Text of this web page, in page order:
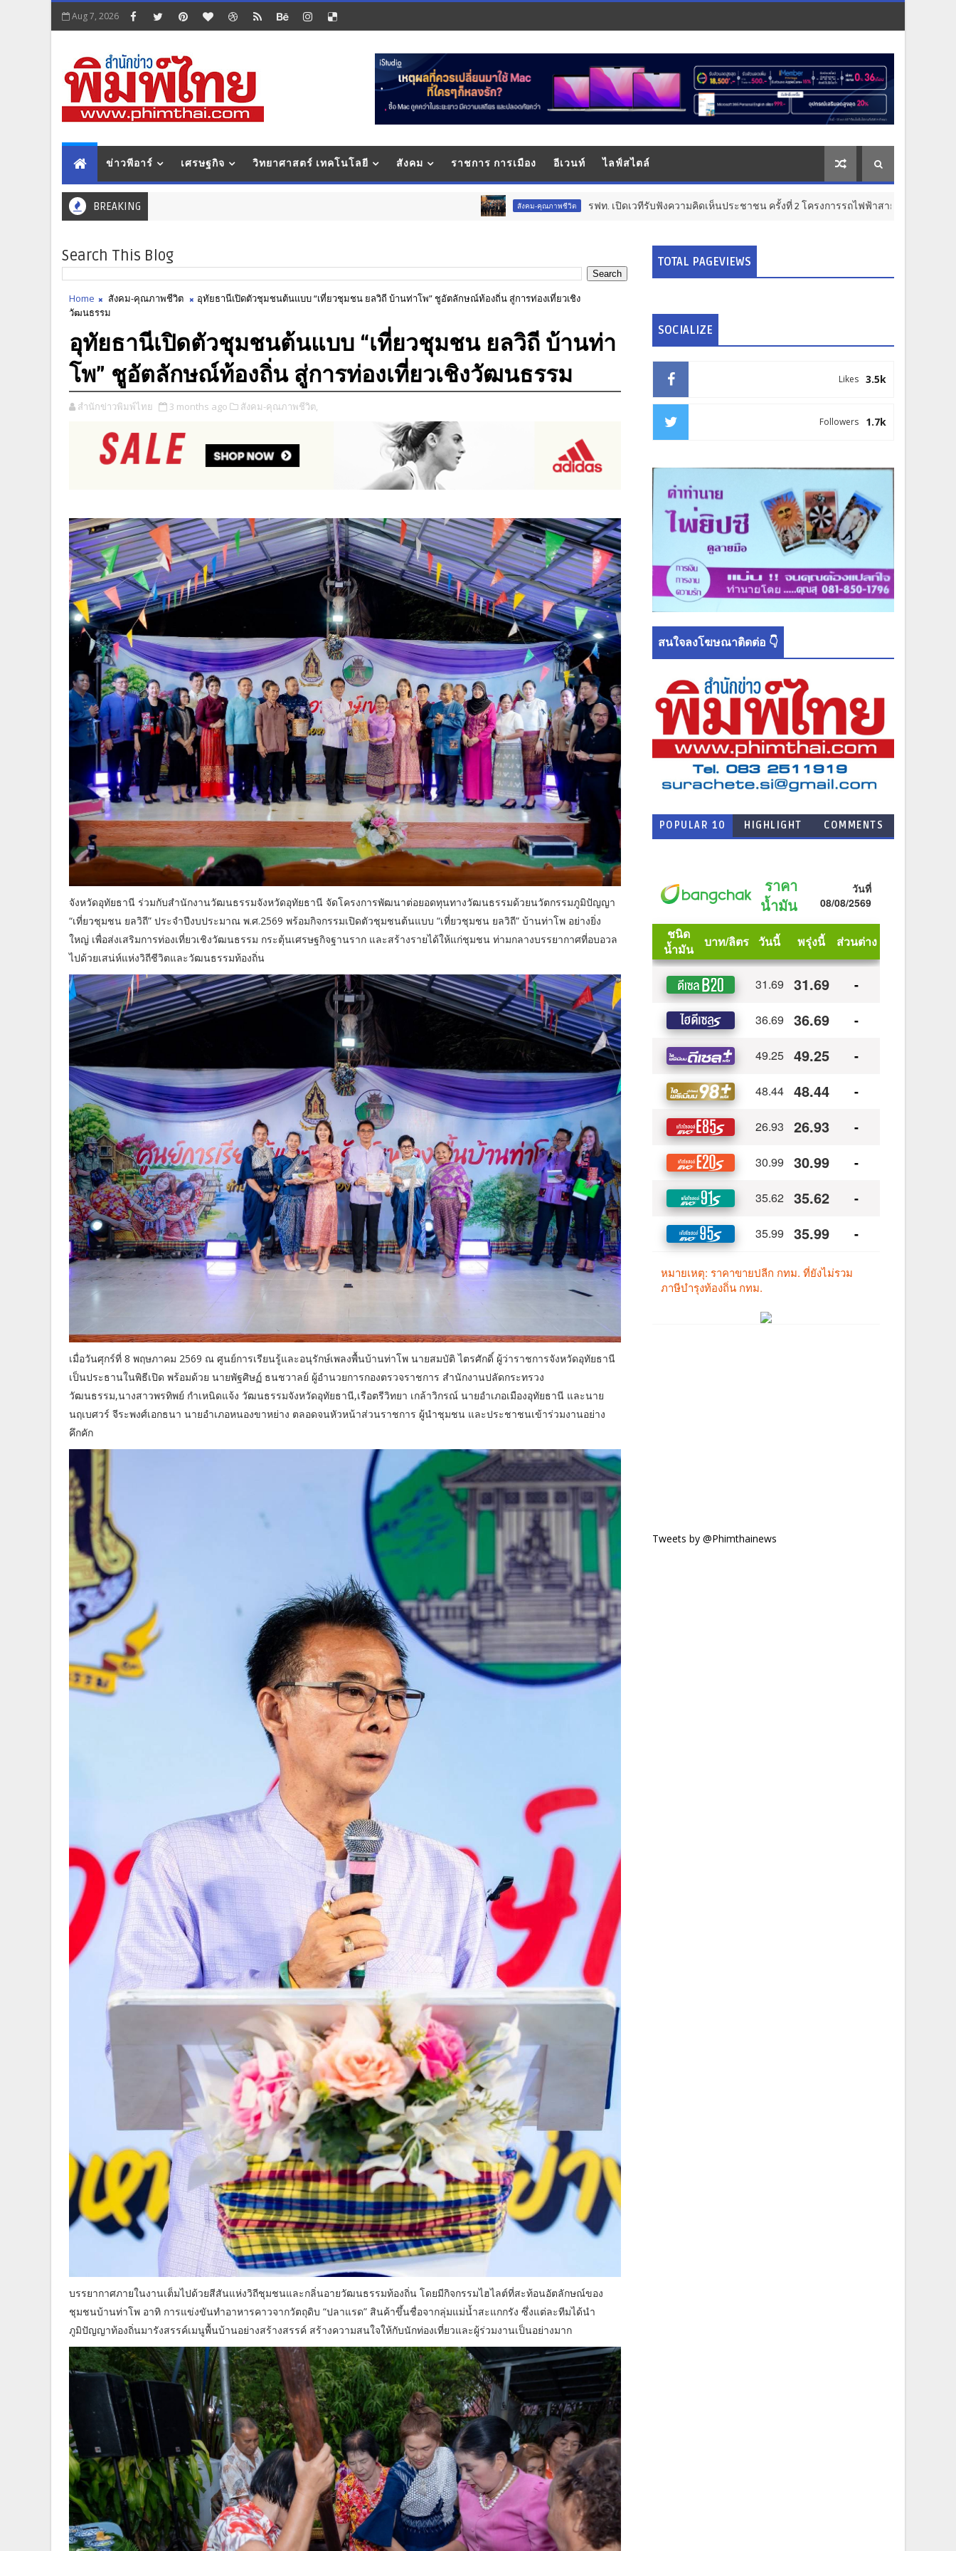
Aug 7, 2026
ข่าวพีอาร์ เศรษฐกิจ วิทยาศาสตร์ เทคโนโลยี สังคม ราชการ การเมือง อีเวนท์ ไลฟ์สไตล์
BREAKING สังคม-คุณภาพชีวิต รฟท. เปิดเวทีรับฟังความคิดเห็นประชาชน ครั้งที่ 2 โครงการรถไฟฟ้าสายสีแดงเข้ม “วงเวียนใหญ่–มห
Search This Blog
Home สังคม-คุณภาพชีวิต
อุทัยธานีเปิดตัวชุมชนต้นแบบ “เที่ยวชุมชน ยลวิถี บ้านท่าโพ” ชูอัตลักษณ์ท้องถิ่น สู่การท่องเที่ยวเชิง
วัฒนธรรม
อุทัยธานีเปิดตัวชุมชนต้นแบบ “เที่ยวชุมชน ยลวิถี บ้านท่า
โพ” ชูอัตลักษณ์ท้องถิ่น สู่การท่องเที่ยวเชิงวัฒนธรรม
สำนักข่าวพิมพ์ไทย 3 months ago สังคม-คุณภาพชีวิต,
จังหวัดอุทัยธานี ร่วมกับสำนักงานวัฒนธรรมจังหวัดอุทัยธานี จัดโครงการพัฒนาต่อยอดทุนทางวัฒนธรรมด้วยนวัตกรรมภูมิปัญญา
“เที่ยวชุมชน ยลวิถี” ประจำปีงบประมาณ พ.ศ.2569 พร้อมกิจกรรมเปิดตัวชุมชนต้นแบบ “เที่ยวชุมชน ยลวิถี” บ้านท่าโพ อย่างยิ่ง
ใหญ่ เพื่อส่งเสริมการท่องเที่ยวเชิงวัฒนธรรม กระตุ้นเศรษฐกิจฐานราก และสร้างรายได้ให้แก่ชุมชน ท่ามกลางบรรยากาศที่อบอวล
ไปด้วยเสน่ห์แห่งวิถีชีวิตและวัฒนธรรมท้องถิ่น
เมื่อวันศุกร์ที่ 8 พฤษภาคม 2569 ณ ศูนย์การเรียนรู้และอนุรักษ์เพลงพื้นบ้านท่าโพ นายสมบัติ ไตรศักดิ์ ผู้ว่าราชการจังหวัดอุทัยธานี
เป็นประธานในพิธีเปิด พร้อมด้วย นายพัฐศิษฏ์ ธนชวาลย์ ผู้อำนวยการกองตรวจราชการ สำนักงานปลัดกระทรวง
วัฒนธรรม,นางสาวพรทิพย์ กำเหนิดแจ้ง วัฒนธรรมจังหวัดอุทัยธานี,เรือตรีวิทยา เกล้าวิกรณ์ นายอำเภอเมืองอุทัยธานี และนาย
นฤเบศวร์ จีระพงศ์เอกธนา นายอำเภอหนองขาหย่าง ตลอดจนหัวหน้าส่วนราชการ ผู้นำชุมชน และประชาชนเข้าร่วมงานอย่าง
คึกคัก
บรรยากาศภายในงานเต็มไปด้วยสีสันแห่งวิถีชุมชนและกลิ่นอายวัฒนธรรมท้องถิ่น โดยมีกิจกรรมไฮไลต์ที่สะท้อนอัตลักษณ์ของ
ชุมชนบ้านท่าโพ อาทิ การแข่งขันทำอาหารคาวจากวัตถุดิบ “ปลาแรด” สินค้าขึ้นชื่อจากลุ่มแม่น้ำสะแกกรัง ซึ่งแต่ละทีมได้นำ
ภูมิปัญญาท้องถิ่นมารังสรรค์เมนูพื้นบ้านอย่างสร้างสรรค์ สร้างความสนใจให้กับนักท่องเที่ยวและผู้ร่วมงานเป็นอย่างมาก
TOTAL PAGEVIEWS
SOCIALIZE
3.5k
Likes
1.7k
Followers
สนใจลงโฆษณาติดต่อ 👇
POPULAR 10
HIGHLIGHT
COMMENTS
Tweets by @Phimthainews